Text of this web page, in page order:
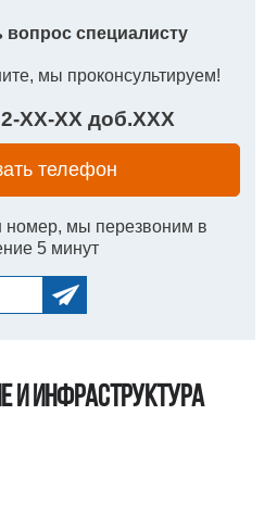
вопрос специалисту
мы проконсультируем!
XX-XXдоб.XXX
телефон
номер, мы перезвоним в
5 минут
и инфраструктура